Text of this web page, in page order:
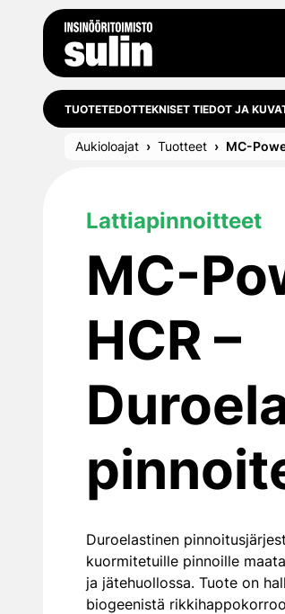
Siirry sisältöön
TUOTETEDOTTEKNISET TIEDOT JA
Aukioloajat Tuotteet MC-
Lattiapinnoitteet
MC-
HCR –
Duroelastinen
kuormitetuille pinnoille
ja jätehuollossa. Tuote on
biogeenistä